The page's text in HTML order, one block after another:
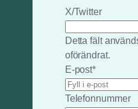
X/Twitter
Detta fält
oförändrat.
E-post*
Telefonnummer